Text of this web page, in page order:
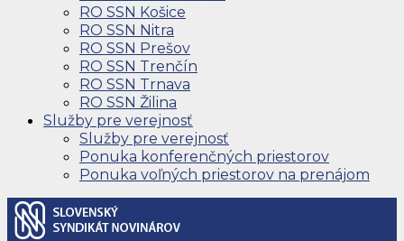
RO SSN Košice
RO SSN Nitra
RO SSN Prešov
RO SSN Trenčín
RO SSN Trnava
RO SSN Žilina
Služby pre verejnosť
Služby pre verejnosť
Ponuka konferenčných priestorov
Ponuka voľných priestorov na prenájom